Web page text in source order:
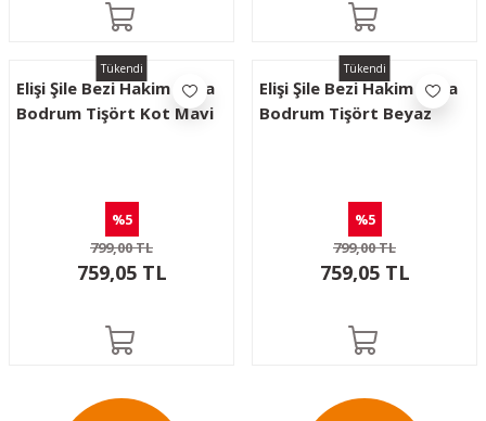
Tükendi
Elişi Şile Bezi Hakim Yaka
Bodrum Tişört Kot Mavi
%5
799,00 TL
759,05 TL
Tükendi
Elişi Şile Bezi Hakim Yaka
Bodrum Tişört Beyaz
%5
799,00 TL
759,05 TL